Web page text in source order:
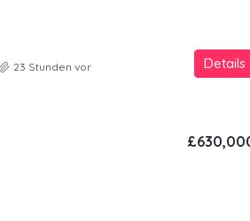
Details
23 Stunden vor